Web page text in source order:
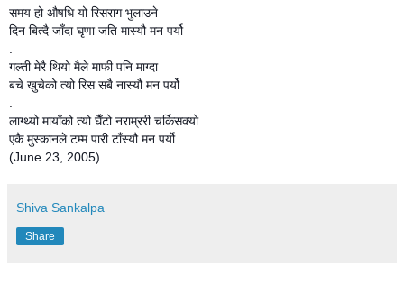
समय हो औषधि यो रिसराग भुलाउने
दिन बित्दै जाँदा घृणा जति मास्यौ मन पर्यो
गल्ती मेरै थियो मैले माफी पनि माग्दा
बचे खुचेको त्यो रिस सबै नास्यौ मन पर्यो
लाग्थ्यो मायाँको त्यो घैँटो नराम्ररी चर्किसक्यो
एकै मुस्कानले टम्म पारी टाँस्यौ मन पर्यो
(June 23, 2005)
Shiva Sankalpa
Share